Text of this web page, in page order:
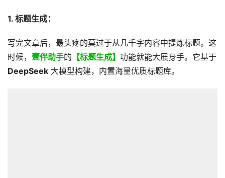
1. 标题生成：
写完文章后，最头疼的莫过于从几千字内容中提炼标题。这
时候， 壹伴助手的 【标题生成】 功能就能大展身手。它基于
DeepSeek 大模型构建，内置海量优质标题库。